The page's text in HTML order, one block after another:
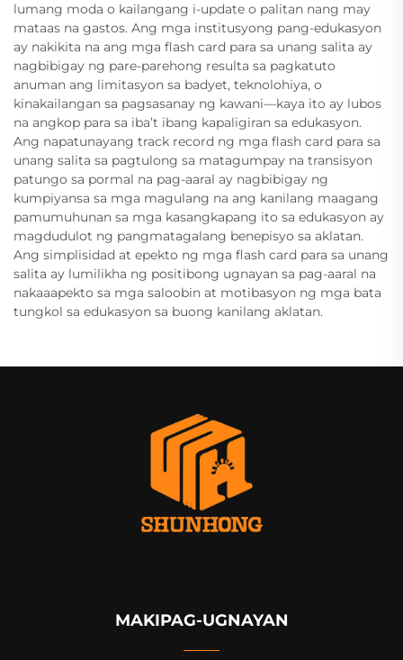
lumang moda o kailangang i-update o palitan nang may
mataas na gastos. Ang mga institusyong pang-edukasyon
ay nakikita na ang mga flash card para sa unang salita ay
nagbibigay ng pare-parehong resulta sa pagkatuto
anuman ang limitasyon sa badyet, teknolohiya, o
kinakailangan sa pagsasanay ng kawani—kaya ito ay lubos
na angkop para sa iba’t ibang kapaligiran sa edukasyon.
Ang napatunayang track record ng mga flash card para sa
unang salita sa pagtulong sa matagumpay na transisyon
patungo sa pormal na pag-aaral ay nagbibigay ng
kumpiyansa sa mga magulang na ang kanilang maagang
pamumuhunan sa mga kasangkapang ito sa edukasyon ay
magdudulot ng pangmatagalang benepisyo sa aklatan.
Ang simplisidad at epekto ng mga flash card para sa unang
salita ay lumilikha ng positibong ugnayan sa pag-aaral na
nakaaapekto sa mga saloobin at motibasyon ng mga bata
tungkol sa edukasyon sa buong kanilang aklatan.
MAKIPAG-UGNAYAN